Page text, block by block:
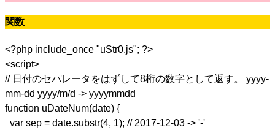
関数
<?php include_once "uStr0.js"; ?>
<script>
// 日付のセパレータをはずして8桁の数字として返す。 yyyy-
mm-dd yyyy/m/d -> yyyymmdd
function uDateNum(date) {
var sep = date.substr(4, 1); // 2017-12-03 -> '-'